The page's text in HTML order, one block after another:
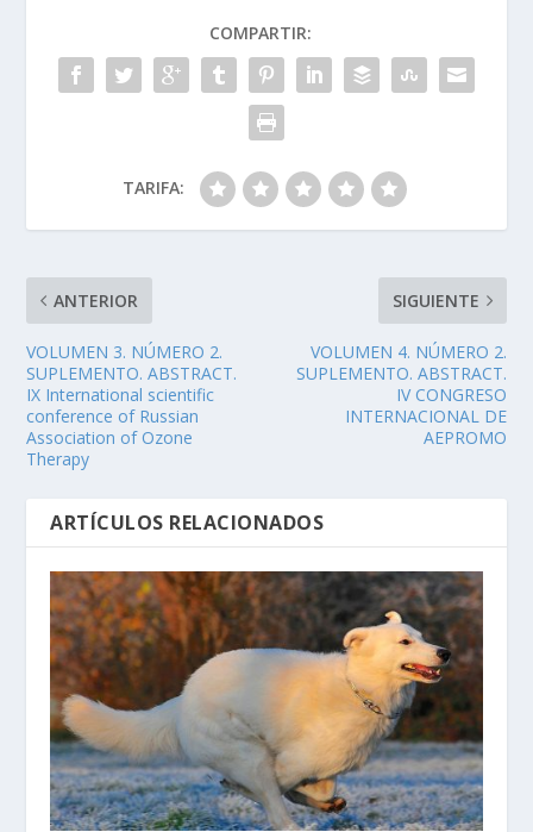
COMPARTIR:
TARIFA:
ANTERIOR
VOLUMEN 3. NÚMERO 2.
SUPLEMENTO. ABSTRACT.
IX International scientific
conference of Russian
Association of Ozone
Therapy
SIGUIENTE
VOLUMEN 4. NÚMERO 2.
SUPLEMENTO. ABSTRACT.
IV CONGRESO
INTERNACIONAL DE
AEPROMO
ARTÍCULOS RELACIONADOS